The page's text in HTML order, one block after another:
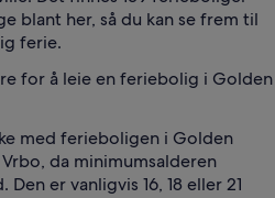
blant her, så du kan se frem til
ferie.
for å leie en feriebolig i Golden
med ferieboligen i Golden
da minimumsalderen
er vanligvis 16, 18 eller 21